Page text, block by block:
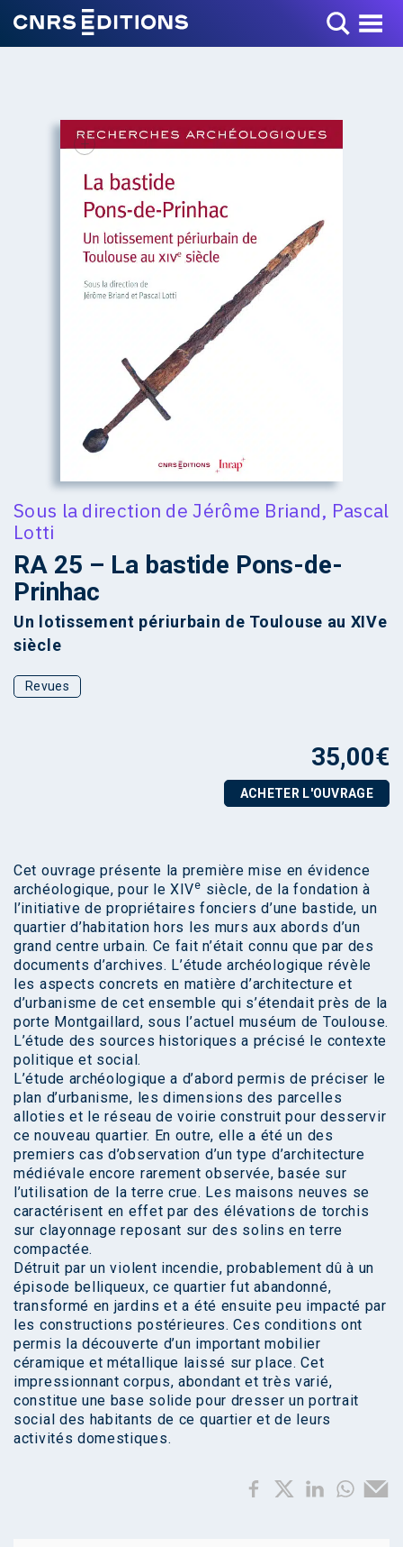
Toggle Menu
+
Sous la direction deJérôme Briand, Pascal
Lotti
RA 25 – La bastide Pons-de-
Prinhac
Un lotissement périurbain de Toulouse au XIVe
siècle
Revues
35,00€
ACHETER L'OUVRAGE
Cet ouvrage présente la première mise en évidence
archéologique, pour le XIVe siècle, de la fondation à
l’initiative de propriétaires fonciers d’une bastide, un
quartier d’habitation hors les murs aux abords d’un
grand centre urbain. Ce fait n’était connu que par des
documents d’archives. L’étude archéologique révèle
les aspects concrets en matière d’architecture et
d’urbanisme de cet ensemble qui s’étendait près de la
porte Montgaillard, sous l’actuel muséum de Toulouse.
L’étude des sources historiques a précisé le contexte
politique et social.
L’étude archéologique a d’abord permis de préciser le
plan d’urbanisme, les dimensions des parcelles
alloties et le réseau de voirie construit pour desservir
ce nouveau quartier. En outre, elle a été un des
premiers cas d’observation d’un type d’architecture
médiévale encore rarement observée, basée sur
l’utilisation de la terre crue. Les maisons neuves se
caractérisent en effet par des élévations de torchis
sur clayonnage reposant sur des solins en terre
compactée.
Détruit par un violent incendie, probablement dû à un
épisode belliqueux, ce quartier fut abandonné,
transformé en jardins et a été ensuite peu impacté par
les constructions postérieures. Ces conditions ont
permis la découverte d’un important mobilier
céramique et métallique laissé sur place. Cet
impressionnant corpus, abondant et très varié,
constitue une base solide pour dresser un portrait
social des habitants de ce quartier et de leurs
activités domestiques.